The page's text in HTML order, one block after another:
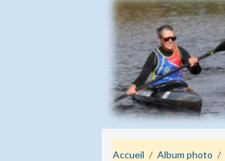
Accueil Album photo